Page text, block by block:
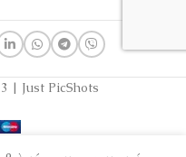
| Just PicShots